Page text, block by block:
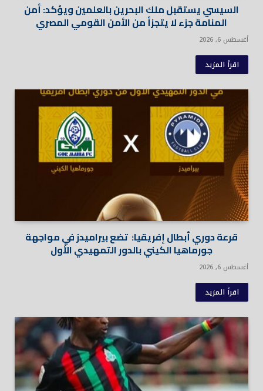
السيسي يستقبل ملك البحرين بالعلمين ويؤكد: أمن
المنامة جزء لا يتجزأ من الأمن القومي المصري
أغسطس 6, 2026
اقرأ المزيد
قرعة دوري أبطال إفريقيا: تضع بيراميدز في مواجهة
جورماهيا الكيني بالدور التمهيدي الأول
أغسطس 6, 2026
اقرأ المزيد